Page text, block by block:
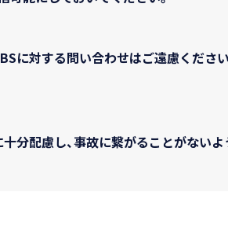
に対する問い合わせはご遠慮くださ
分配慮し、事故に繋がることがないよ